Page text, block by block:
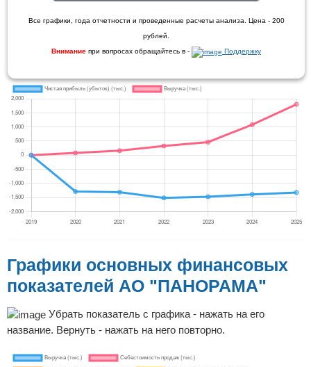
Все графики, года отчетности и проведенные расчеты анализа. Цена - 200
рублей.
Внимание при вопросах обращайтесь в - Поддержку
Графики основных финансовых
показателей АО "ПАНОРАМА"
Убрать показатель с графика - нажать на его
название. Вернуть - нажать на него повторно.